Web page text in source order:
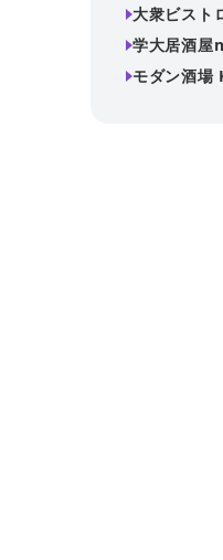
大衆ビスト
学大居酒屋
モダン酒場